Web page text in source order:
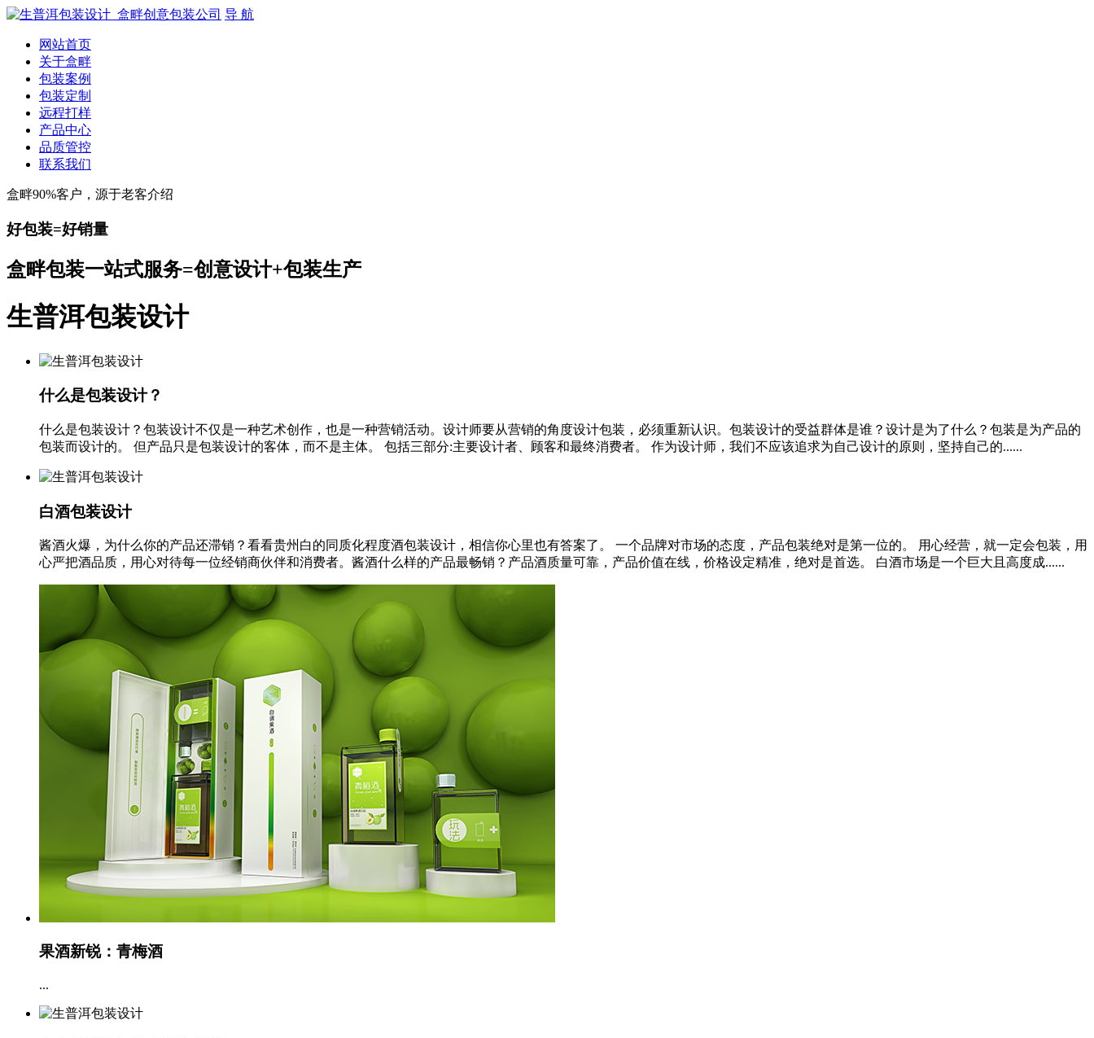
导 航
网站首页
关于盒畔
包装案例
包装定制
远程打样
产品中心
品质管控
联系我们
盒畔90%客户，源于老客介绍
好包装=好销量
盒畔包装一站式服务=创意设计+包装生产
生普洱包装设计
什么是包装设计？
什么是包装设计？包装设计不仅是一种艺术创作，也是一种营销活动。设计师要从营销的角度设计包装，必须重新认识。包装设计的受益群体是谁？设计是为了什么？包装是为产品的
包装而设计的。 但产品只是包装设计的客体，而不是主体。 包括三部分:主要设计者、顾客和最终消费者。 作为设计师，我们不应该追求为自己设计的原则，坚持自己的......
白酒包装设计
酱酒火爆，为什么你的产品还滞销？看看贵州白的同质化程度酒包装设计，相信你心里也有答案了。 一个品牌对市场的态度，产品包装绝对是第一位的。 用心经营，就一定会包装，用
心严把酒品质，用心对待每一位经销商伙伴和消费者。酱酒什么样的产品最畅销？产品酒质量可靠，产品价值在线，价格设定精准，绝对是首选。 白酒市场是一个巨大且高度成......
果酒新锐：青梅酒
...